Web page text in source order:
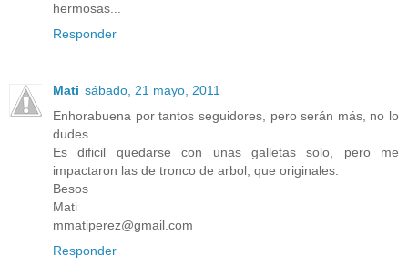
hermosas...
Responder
Mati sábado, 21 mayo, 2011
Enhorabuena por tantos seguidores, pero serán más, no lo
dudes.
Es dificil quedarse con unas galletas solo, pero me
impactaron las de tronco de arbol, que originales.
Besos
Mati
mmatiperez@gmail.com
Responder